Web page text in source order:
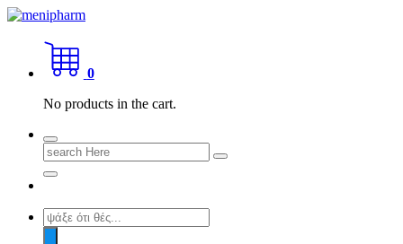
Skip
content
shop 2 easily
0
No products in the cart.
Search
for:
Products
search